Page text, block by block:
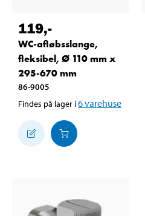
119,-
WC-afløbsslange,
fleksibel, Ø 110 mm x
295-670 mm
86-9005
Findes på lager i6varehuse